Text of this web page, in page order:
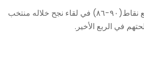
ونجح المنتخب النيوزيلندي في تقليص الفارق رويدا رويدا حتى نجح في الفوز بالمباراة بفارق أربع نقاط(٩٠-٨٦) في لقاء نجح خلاله منتخب
في الربع الأخير.